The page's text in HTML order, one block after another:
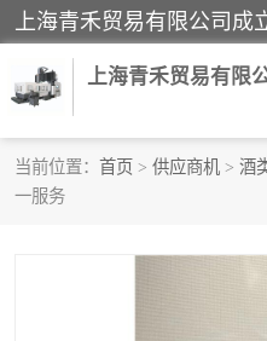
上海青禾贸易有限
当前位置： 首页 > 供应商机 > 酒
一服务
酒类饮料报关